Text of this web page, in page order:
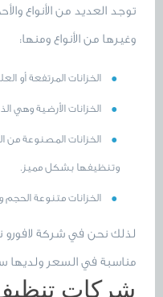
توجد العديد من الأنواع
وغيرها من الأنواع ومنها:
الخزانات المرتفعة أو
الخزانات الأرضية وهي
الخزانات المصنوعة
وتنظيفها بشكل مميز.
الخزانات متنوعة
لذلك نحن في شركة لافورو
مناسبة في السعر ولديها
شركات تنظيف